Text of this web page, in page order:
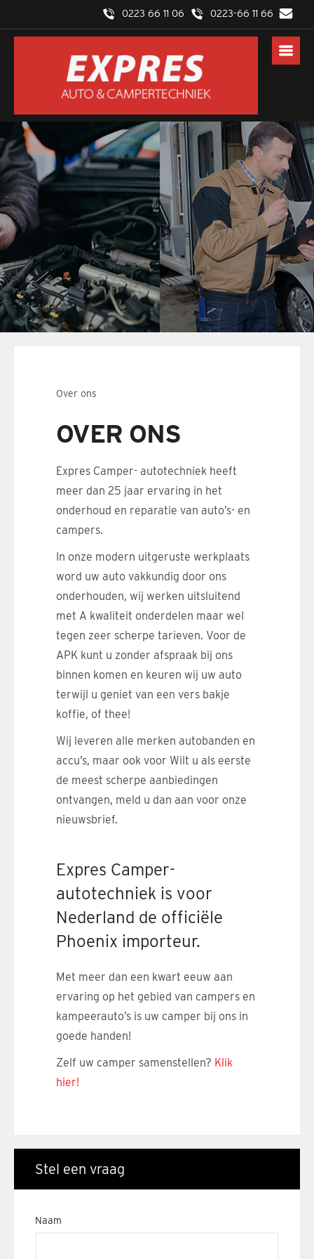
0223 66 11 06 0223-66 11 66
Over ons
OVER ONS
Expres Camper- autotechniek heeft
meer dan 25 jaar ervaring in het
onderhoud en reparatie van auto’s- en
campers.
In onze modern uitgeruste werkplaats
word uw auto vakkundig door ons
onderhouden, wij werken uitsluitend
met A kwaliteit onderdelen maar wel
tegen zeer scherpe tarieven. Voor de
APK kunt u zonder afspraak bij ons
binnen komen en keuren wij uw auto
terwijl u geniet van een vers bakje
koffie, of thee!
Wij leveren alle merken autobanden en
accu’s, maar ook voor Wilt u als eerste
de meest scherpe aanbiedingen
ontvangen, meld u dan aan voor onze
nieuwsbrief.
Expres Camper-
autotechniek is voor
Nederland de officiële
Phoenix importeur.
Met meer dan een kwart eeuw aan
ervaring op het gebied van campers en
kampeerauto’s is uw camper bij ons in
goede handen!
Zelf uw camper samenstellen? Klik
hier!
Stel een vraag
Naam